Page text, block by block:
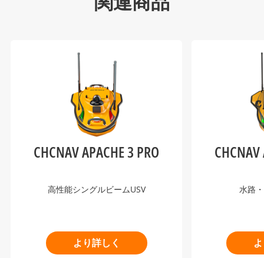
CHCNAV APACHE 3 PRO
高性能シングルビームUSV
より詳しく
CHCNAV
水路